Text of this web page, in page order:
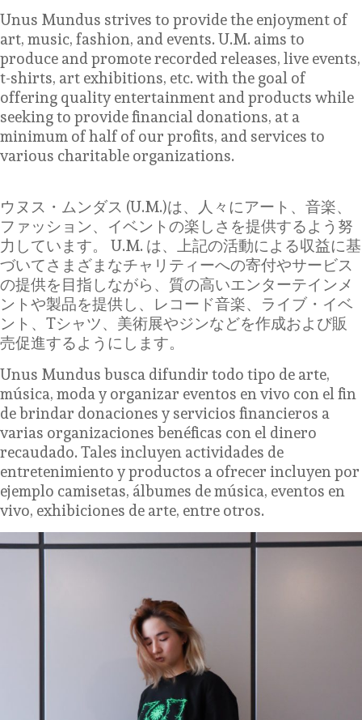
Unus Mundus strives to provide the enjoyment of
art, music, fashion, and events. U.M. aims to
produce and promote recorded releases, live events,
t-shirts, art exhibitions, etc. with the goal of
offering quality entertainment and products while
seeking to provide financial donations, at a
minimum of half of our profits, and services to
various charitable organizations.
ウヌス・ムンダス (U.M.)は、人々にアート、音楽、
ファッション、イベントの楽しさを提供するよう努
力しています。 U.M. は、上記の活動による収益に基
づいてさまざまなチャリティーへの寄付やサービス
の提供を目指しながら、質の高いエンターテインメ
ントや製品を提供し、レコード音楽、ライブ・イベ
ント、Tシャツ、美術展やジンなどを作成および販
売促進するようにします。
Unus Mundus busca difundir todo tipo de arte,
música, moda y organizar eventos en vivo con el fin
de brindar donaciones y servicios financieros a
varias organizaciones benéficas con el dinero
recaudado. Tales incluyen actividades de
entretenimiento y productos a ofrecer incluyen por
ejemplo camisetas, álbumes de música, eventos en
vivo, exhibiciones de arte, entre otros.